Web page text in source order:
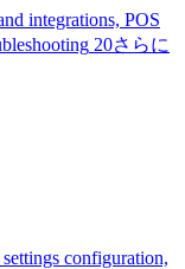
integrations, POS
20さらに
configuration,